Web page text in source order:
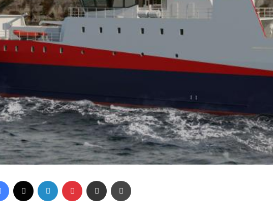
Facebook Linkedin Pinterest Partager par email